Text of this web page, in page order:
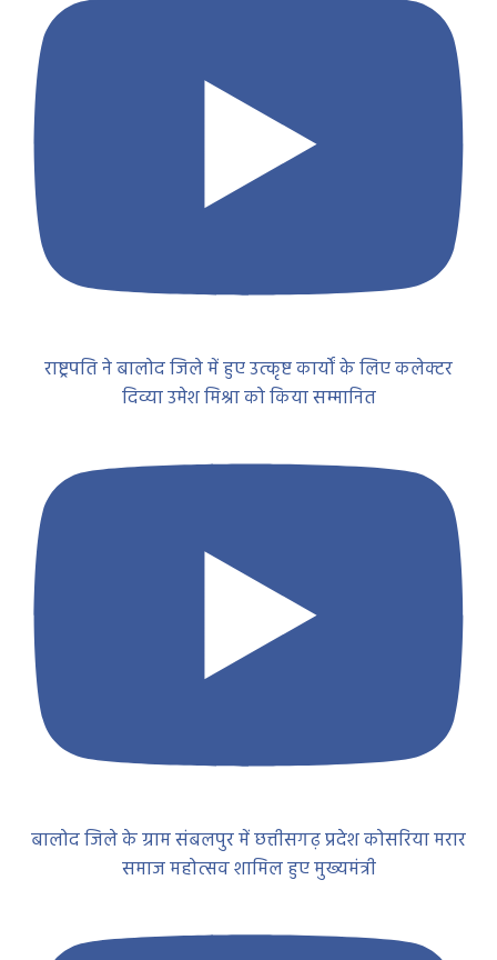
राष्ट्रपति ने बालोद जिले में हुए उत्कृष्ट कार्यों के लिए कलेक्टर
दिव्या उमेश मिश्रा को किया सम्मानित
बालोद जिले के ग्राम संबलपुर में छत्तीसगढ़ प्रदेश कोसरिया मरार
समाज महोत्सव शामिल हुए मुख्यमंत्री